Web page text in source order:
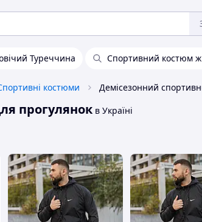
Туреччина Спортивний костюм
костюми
прогулянок в Україні